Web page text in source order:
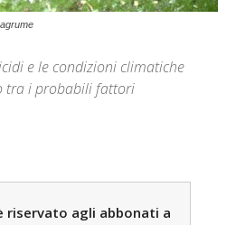
e le condizioni climatiche
tra i probabili fattori
riservato agli abbonati a